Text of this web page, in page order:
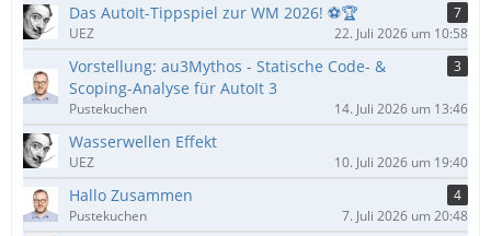
Das AutoIt-Tippspiel zur WM 2026! ⚽🏆
7
UEZ
22. Juli 2026 um 10:58
Vorstellung: au3Mythos - Statische Code- &
Scoping-Analyse für AutoIt 3
3
Pustekuchen 14. Juli 2026 um 13:46
Wasserwellen Effekt
UEZ 10. Juli 2026 um 19:40
Hallo Zusammen
4
Pustekuchen
7. Juli 2026 um 20:48